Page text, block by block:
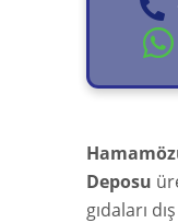
Deposu
gıdaları